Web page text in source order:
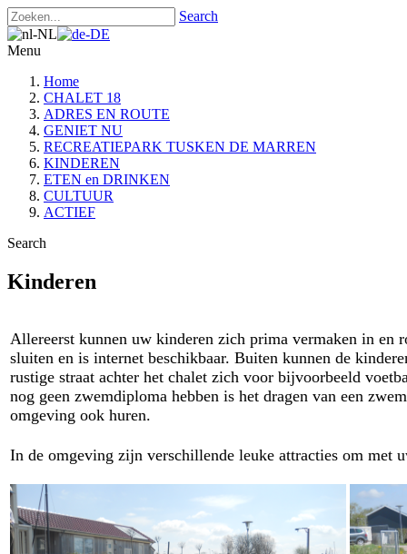
Search
Menu
Home
CHALET 18
ADRES EN ROUTE
GENIET NU
RECREATIEPARK TUSKEN DE MARREN
KINDEREN
ETEN en DRINKEN
CULTUUR
ACTIEF
Search
Kinderen
Allereerst kunnen uw kinderen zich prima vermaken in en
sluiten en is internet beschikbaar. Buiten kunnen de
rustige straat achter het chalet zich voor bijvoorbeeld
nog geen zwemdiploma hebben is het dragen van een
omgeving ook huren.
In de omgeving zijn verschillende leuke attracties om met